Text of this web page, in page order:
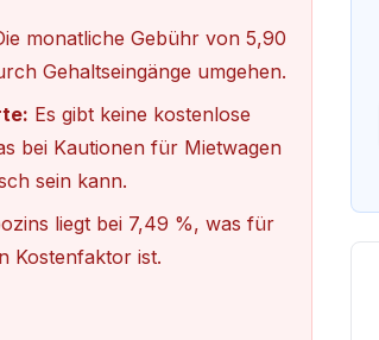
monatliche Gebühr von 5,90
Gehaltseingänge umgehen.
Es gibt keine kostenlose
bei Kautionen für Mietwagen
sein kann.
liegt bei 7,49 %, was für
Kostenfaktor ist.